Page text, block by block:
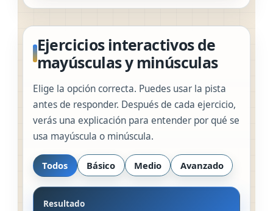
Ejercicios interactivos de
mayúsculas y minúsculas
Elige la opción correcta. Puedes usar la pista
antes de responder. Después de cada ejercicio,
verás una explicación para entender por qué se
usa mayúscula o minúscula.
Todos Básico Medio Avanzado
Resultado